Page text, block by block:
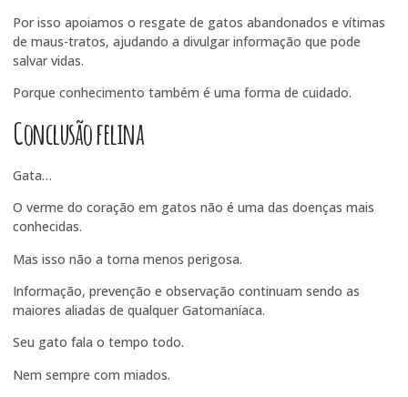
Por isso apoiamos o resgate de gatos abandonados e vítimas
de maus-tratos, ajudando a divulgar informação que pode
salvar vidas.
Porque conhecimento também é uma forma de cuidado.
Conclusão felina
Gata…
O verme do coração em gatos não é uma das doenças mais
conhecidas.
Mas isso não a torna menos perigosa.
Informação, prevenção e observação continuam sendo as
maiores aliadas de qualquer Gatomaníaca.
Seu gato fala o tempo todo.
Nem sempre com miados.